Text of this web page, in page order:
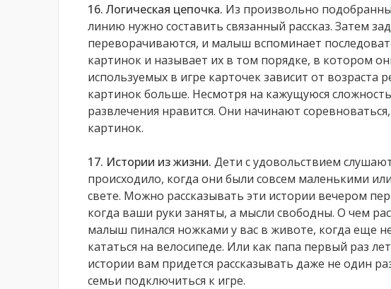
16. Логическая цепочка. Из произвольно
линию нужно составить связанный рассказ. Затем
переворачиваются, и малыш вспоминает
картинок и называет их в том порядке, в котором
используемых в игре карточек зависит от возраста
картинок больше. Несмотря на кажущуюся
развлечения нравится. Они начинают
картинок.
17. Истории из жизни. Дети с удовольствием
происходило, когда они были совсем маленькими
свете. Можно рассказывать эти истории вечером
когда ваши руки заняты, а мысли свободны. О чем
малыш пинался ножками у вас в животе, когда еще
кататься на велосипеде. Или как папа первый раз
истории вам придется рассказывать даже не один
семьи подключиться к игре.